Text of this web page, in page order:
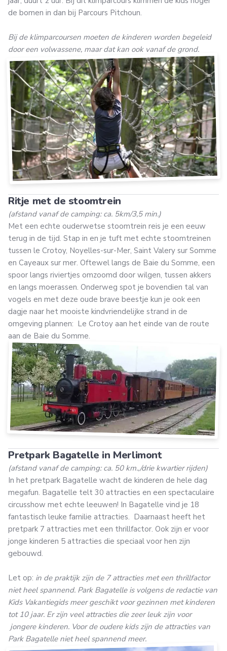
de bomen in dan bij Parcours Pitchoun.
Bij de klimparcoursen moeten de kinderen worden begeleid
door een volwassene, maar dat kan ook vanaf de grond.
Ritje met de stoomtrein
(afstand vanaf de camping: ca. 5km/3,5 min.)
Met een echte ouderwetse stoomtrein reis je een eeuw
terug in de tijd. Stap in en je tuft met echte stoomtreinen
tussen le Crotoy, Noyelles-sur-Mer, Saint Valery sur Somme
en Cayeaux sur mer. Oftewel langs de Baie du Somme, een
spoor langs riviertjes omzoomd door wilgen, tussen akkers
en langs moerassen. Onderweg spot je bovendien tal van
vogels en met deze oude brave beestje kun je ook een
dagje naar het mooiste kindvriendelijke strand in de
omgeving plannen: Le Crotoy aan het einde van de route
aan de Baie du Somme.
Pretpark Bagatelle in Merlimont
(afstand vanaf de camping: ca. 50 km.,/drie kwartier rijden)
In het pretpark Bagatelle wacht de kinderen de hele dag
megafun. Bagatelle telt 30 attracties en een spectaculaire
circusshow met echte leeuwen! In Bagatelle vind je 18
fantastisch leuke familie attracties. Daarnaast heeft het
pretpark 7 attracties met een thrillfactor. Ook zijn er voor
jonge kinderen 5 attracties die speciaal voor hen zijn
gebouwd.
Let op: in de praktijk zijn de 7 attracties met een thrillfactor
niet heel spannend. Park Bagatelle is volgens de redactie van
Kids Vakantiegids meer geschikt voor gezinnen met kinderen
tot 10 jaar. Er zijn veel attracties die zeer leuk zijn voor
jongere kinderen. Voor de oudere kids zijn de attracties van
Park Bagatelle niet heel spannend meer.